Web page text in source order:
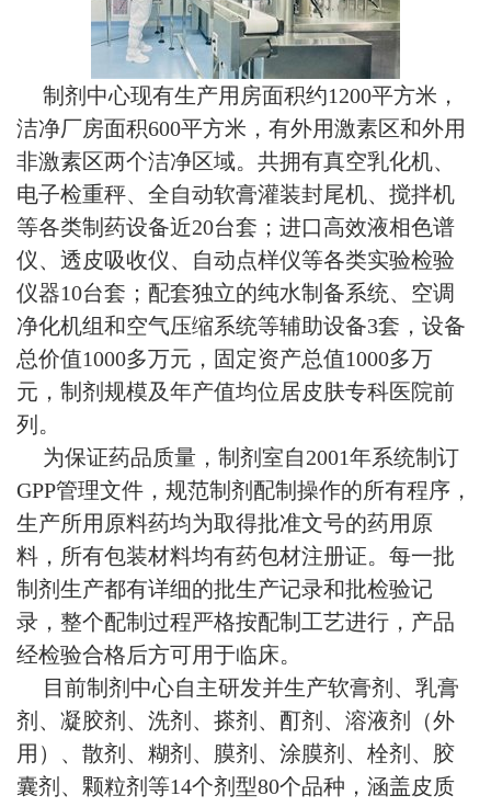
制剂中心现有生产用房面积约1200平方米，
洁净厂房面积600平方米，有外用激素区和外用
非激素区两个洁净区域。共拥有真空乳化机、
电子检重秤、全自动软膏灌装封尾机、搅拌机
等各类制药设备近20台套；进口高效液相色谱
仪、透皮吸收仪、自动点样仪等各类实验检验
仪器10台套；配套独立的纯水制备系统、空调
净化机组和空气压缩系统等辅助设备3套，设备
总价值1000多万元，固定资产总值1000多万
元，制剂规模及年产值均位居皮肤专科医院前
列。
为保证药品质量，制剂室自2001年系统制订
GPP管理文件，规范制剂配制操作的所有程序，
生产所用原料药均为取得批准文号的药用原
料，所有包装材料均有药包材注册证。每一批
制剂生产都有详细的批生产记录和批检验记
录，整个配制过程严格按配制工艺进行，产品
经检验合格后方可用于临床。
目前制剂中心自主研发并生产软膏剂、乳膏
剂、凝胶剂、洗剂、搽剂、酊剂、溶液剂（外
用）、散剂、糊剂、膜剂、涂膜剂、栓剂、胶
囊剂、颗粒剂等14个剂型80个品种，涵盖皮质